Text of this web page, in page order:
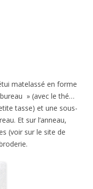
matelassé en forme
» (avec le thé…
tasse) et une sous-
Et sur l’anneau,
(voir sur le site de